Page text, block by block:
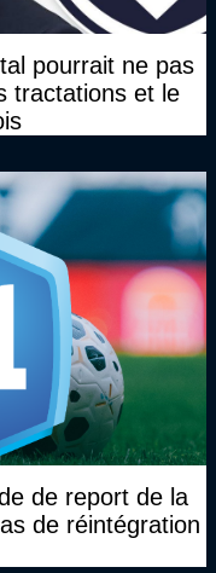
pourrait ne pas
tractations et le
de report de la
de réintégration